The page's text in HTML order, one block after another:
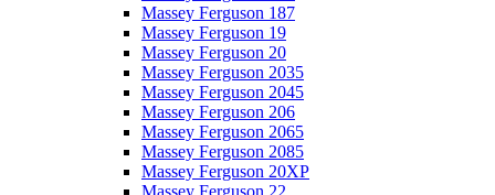
Massey Ferguson 187
Massey Ferguson 19
Massey Ferguson 20
Massey Ferguson 2035
Massey Ferguson 2045
Massey Ferguson 206
Massey Ferguson 2065
Massey Ferguson 2085
Massey Ferguson 20XP
Massey Ferguson 22